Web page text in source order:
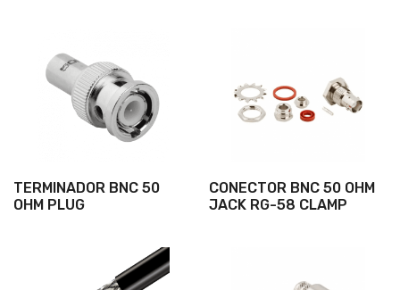
TERMINADOR BNC 50
OHM PLUG
CONECTOR BNC 50 OHM
JACK RG-58 CLAMP